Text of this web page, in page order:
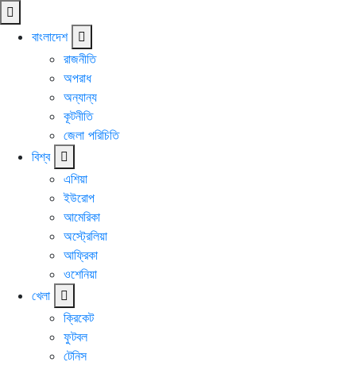
বাংলাদেশ
রাজনীতি
অপরাধ
অন্যান্য
কূটনীতি
জেলা পরিচিতি
বিশ্ব
এশিয়া
ইউরোপ
আমেরিকা
অস্ট্রেলিয়া
আফ্রিকা
ওশেনিয়া
খেলা
ক্রিকেট
ফুটবল
টেনিস